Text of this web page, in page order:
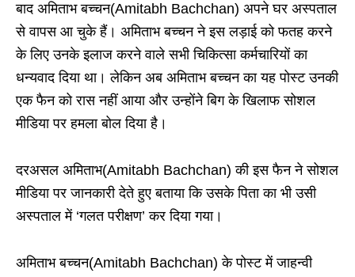
बाद अमिताभ बच्चन(Amitabh Bachchan) अपने घर अस्पताल
से वापस आ चुके हैं। अमिताभ बच्चन ने इस लड़ाई को फतह करने
के लिए उनके इलाज करने वाले सभी चिकित्सा कर्मचारियों का
धन्यवाद दिया था। लेकिन अब अमिताभ बच्चन का यह पोस्ट उनकी
एक फैन को रास नहीं आया और उन्होंने बिग के खिलाफ सोशल
मीडिया पर हमला बोल दिया है।
दरअसल अमिताभ(Amitabh Bachchan) की इस फैन ने सोशल
मीडिया पर जानकारी देते हुए बताया कि उसके पिता का भी उसी
अस्पताल में ‘गलत परीक्षण’ कर दिया गया।
अमिताभ बच्चन(Amitabh Bachchan) के पोस्ट में जाहन्वी